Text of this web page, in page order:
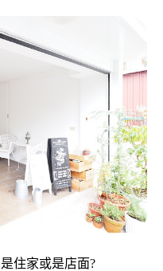
住家或是店面?